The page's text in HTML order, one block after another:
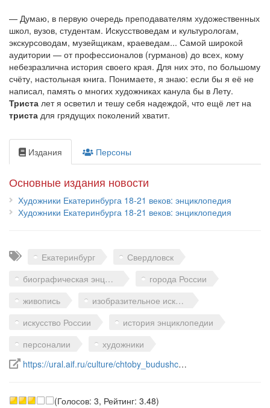
— Думаю, в первую очередь преподавателям художественных
школ, вузов, студентам. Искусствоведам и культурологам,
экскурсоводам, музейщикам, краеведам... Самой широкой
аудитории — от профессионалов (гурманов) до всех, кому
небезразлична история своего края. Для них это, по большому
счёту, настольная книга. Понимаете, я знаю: если бы я её не
написал, память о многих художниках канула бы в Лету.
Триста лет я осветил и тешу себя надеждой, что ещё лет на
триста для грядущих поколений хватит.
Издания Персоны
Основные издания новости
Художники Екатеринбурга 18-21 веков: энциклопедия
Художники Екатеринбурга 18-21 веков: энциклопедия
Теги Екатеринбург
Свердловск
биографическая энциклопедия
города России
живопись
изобразительное искусство
искусство России
история энциклопедии
персоналии
художники
Ссылка на источник в интернете
https://ural.aif.ru/culture/chtoby_budushchee_uvidelo_v...
(Голосов: 3, Рейтинг: 3.48)